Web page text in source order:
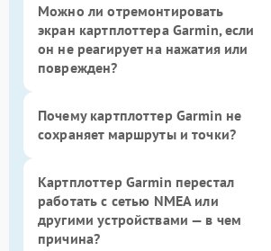
Можно ли отремонтировать
экран картплоттера Garmin, если
он не реагирует на нажатия или
поврежден?
Почему картплоттер Garmin не
сохраняет маршруты и точки?
Картплоттер Garmin перестал
работать с сетью NMEA или
другими устройствами — в чем
причина?